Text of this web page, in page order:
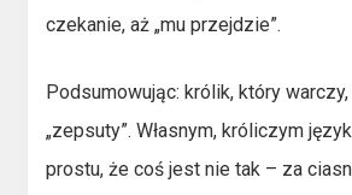
czekanie, aż „mu przejdzie”.
Podsumowując: królik, który warczy,
„zepsuty”. Własnym, króliczym
prostu, że coś jest nie tak – za